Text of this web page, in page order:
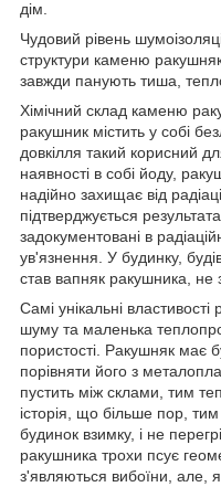
дім.
Чудовий рівень
структури каменю
завжди панують тиша,
Хімічний склад каменю
ракушник містить у собі
довкілля такий корисний
наявності в собі йоду,
надійно захищає від
підтверджується
задокументовані в
ув'язнення. У будинку,
став вапняк ракушника, не
Самі унікальні
шуму та маленька
пористості. Ракушняк має
порівняти його з
пустить між склами, тим
історія, що більше пор,
будинок взимку, і не
ракушника трохи псує
з'являються вибоїни, але,